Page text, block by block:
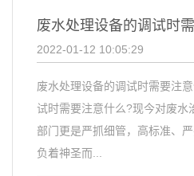
废水处理设备的调试时
2022-01-12 10:05:29
废水处理设备的调试时需要注
试时需要注意什么?现今对废水
部门更是严抓细管，高标准、
负着神圣而...